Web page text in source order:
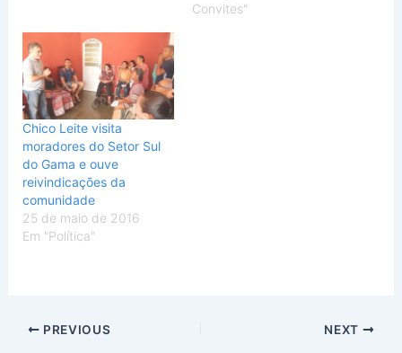
Convites"
Chico Leite visita
moradores do Setor Sul
do Gama e ouve
reivindicações da
comunidade
25 de maio de 2016
Em "Política"
PREVIOUS NEXT